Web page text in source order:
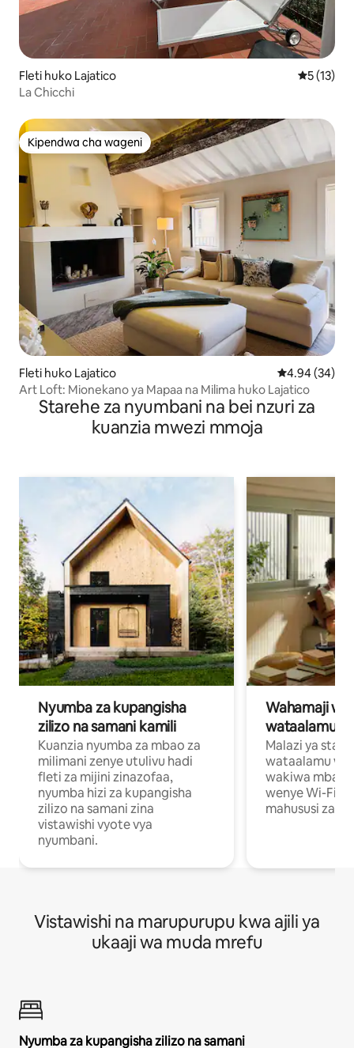
Fleti huko Lajatico Ukadiriaji
5 (13)
La Chicchi
Kipendwa cha wageni
Kipendwa cha wageni
Fleti huko Lajatico Ukadiriaji wa
4.94 (34)
Art Loft: Mionekano ya Mapaa na Milima huko Lajatico
Starehe za nyumbani na bei nzuri za
kuanzia mwezi mmoja
Nyumba za kupangisha
zilizo na samani kamili
Kuanzia nyumba za mbao za
milimani zenye utulivu hadi
fleti za mijini zinazofaa,
nyumba hizi za kupangisha
zilizo na samani zina
vistawishi vyote vya
nyumbani.
Wahamaji
wataalamu
Malazi ya
wataalamu
wakiwa mbali
wenye Wi-Fi
mahususi za
Vistawishi na marupurupu kwa ajili ya
ukaaji wa muda mrefu
Nyumba za kupangisha zilizo na samani